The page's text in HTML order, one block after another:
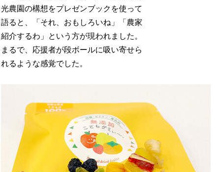
光農園の構想をプレゼンブックを使って
語ると、「それ、おもしろいね」「農家
紹介するわ」という方が現われました。
まるで、応援者が段ボールに吸い寄せら
れるような感覚でした。